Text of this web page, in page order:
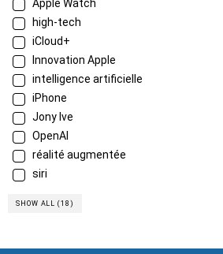
Apple Watch
high-tech
iCloud+
Innovation Apple
intelligence artificielle
iPhone
Jony Ive
OpenAI
réalité augmentée
siri
SHOW ALL (18)